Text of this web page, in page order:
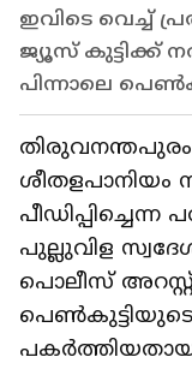
ഇവിടെ വെച്ച്
ജ്യൂസ് കുട്ടിക്ക്
പിന്നാലെ
തിരുവനന്തപുരം:
ശീതളപാനിയം
പുല്ലുവിള
പൊലീസ്